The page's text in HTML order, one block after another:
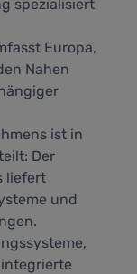
spezialisiert
Europa,
Nahen
ist in
Der
liefert
und